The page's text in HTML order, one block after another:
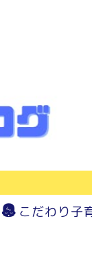
こだわり子